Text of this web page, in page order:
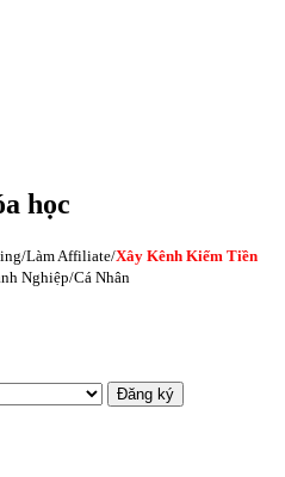
học
Làm Affiliate/Xây Kênh Kiếm Tiền
Nghiệp/Cá Nhân
Đăng ký